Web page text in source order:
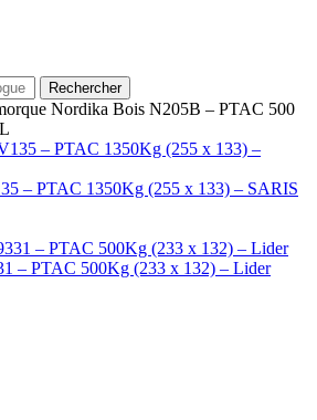
Rechercher
Nordika Bois N205B – PTAC 500
– PTAC 1350Kg (255 x 133) – SARIS
– PTAC 500Kg (233 x 132) – Lider